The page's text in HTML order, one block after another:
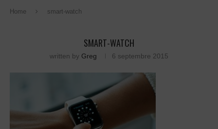
Home smart-watch
SMART-WATCH
written by Greg 6 septembre 2015